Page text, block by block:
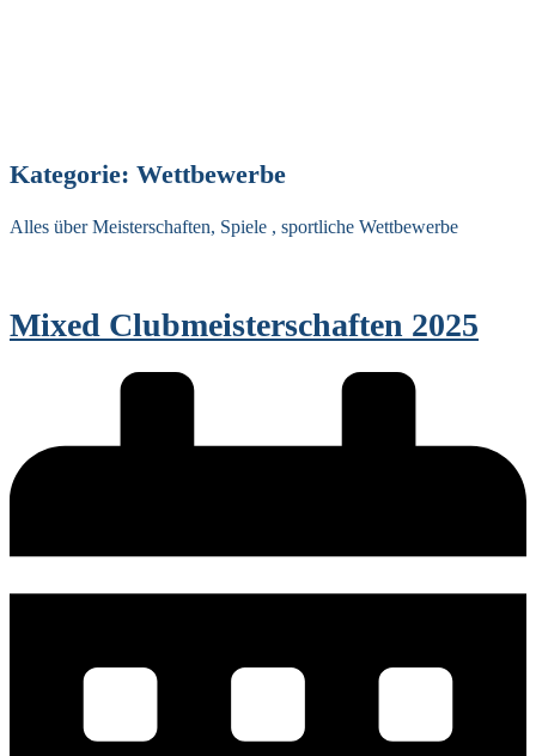
Kategorie: Wettbewerbe
Alles über Meisterschaften, Spiele , sportliche Wettbewerbe
Mixed Clubmeisterschaften 2025